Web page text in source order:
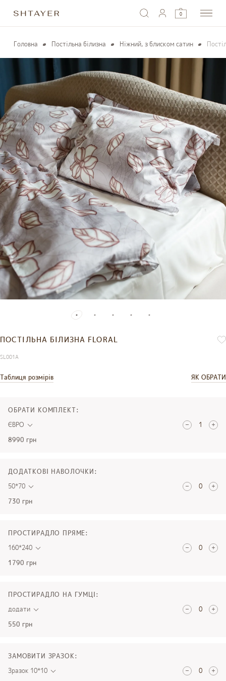
0
Головна Постільна білизна Ніжний, з блиском сатин
ПОСТІЛЬНА БІЛИЗНА FLORAL
SL001А
Таблиця розмірів ЯК ОБРАТИ
ОБРАТИ КОМПЛЕКТ:
ЄВРО
8990 грн
ДОДАТКОВІ НАВОЛОЧКИ:
50*70
730 грн
ПРОСТИРАДЛО ПРЯМЕ:
160*240
1790 грн
ПРОСТИРАДЛО НА ГУМЦІ:
додати
550 грн
ЗАМОВИТИ ЗРАЗОК:
Зразок 10*10